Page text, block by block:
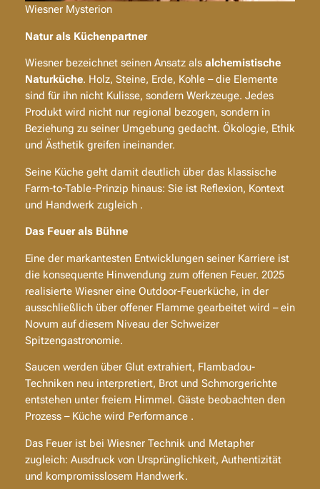
Wiesner Mysterion
Natur als Küchenpartner
Wiesner bezeichnet seinen Ansatz als alchemistische
Naturküche. Holz, Steine, Erde, Kohle – die Elemente
sind für ihn nicht Kulisse, sondern Werkzeuge. Jedes
Produkt wird nicht nur regional bezogen, sondern in
Beziehung zu seiner Umgebung gedacht. Ökologie, Ethik
und Ästhetik greifen ineinander.
Seine Küche geht damit deutlich über das klassische
Farm-to-Table-Prinzip hinaus: Sie ist Reflexion, Kontext
und Handwerk zugleich .
Das Feuer als Bühne
Eine der markantesten Entwicklungen seiner Karriere ist
die konsequente Hinwendung zum offenen Feuer. 2025
realisierte Wiesner eine Outdoor-Feuerküche, in der
ausschließlich über offener Flamme gearbeitet wird – ein
Novum auf diesem Niveau der Schweizer
Spitzengastronomie.
Saucen werden über Glut extrahiert, Flambadou-
Techniken neu interpretiert, Brot und Schmorgerichte
entstehen unter freiem Himmel. Gäste beobachten den
Prozess – Küche wird Performance .
Das Feuer ist bei Wiesner Technik und Metapher
zugleich: Ausdruck von Ursprünglichkeit, Authentizität
und kompromisslosem Handwerk.